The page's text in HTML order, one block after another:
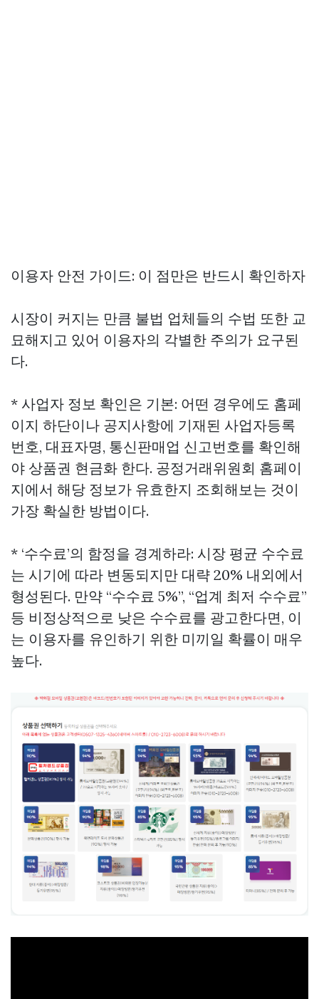
이용자 안전 가이드: 이 점만은 반드시 확인하자
시장이 커지는 만큼 불법 업체들의 수법 또한 교
묘해지고 있어 이용자의 각별한 주의가 요구된
다.
* 사업자 정보 확인은 기본: 어떤 경우에도 홈페
이지 하단이나 공지사항에 기재된 사업자등록
번호, 대표자명, 통신판매업 신고번호를 확인해
야 상품권 현금화 한다. 공정거래위원회 홈페이
지에서 해당 정보가 유효한지 조회해보는 것이
가장 확실한 방법이다.
* ‘수수료’의 함정을 경계하라: 시장 평균 수수료
는 시기에 따라 변동되지만 대략 20% 내외에서
형성된다. 만약 “수수료 5%”, “업계 최저 수수료”
등 비정상적으로 낮은 수수료를 광고한다면, 이
는 이용자를 유인하기 위한 미끼일 확률이 매우
높다.